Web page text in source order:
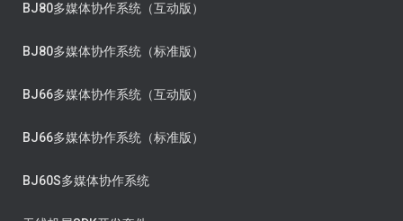
BJ80多媒体协作系统（互动版）
BJ80多媒体协作系统（标准版）
BJ66多媒体协作系统（互动版）
BJ66多媒体协作系统（标准版）
BJ60S多媒体协作系统